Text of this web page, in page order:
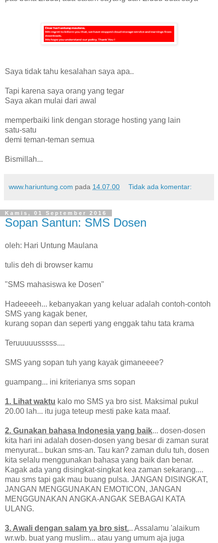
Saya tidak tahu kesalahan saya apa..
Tapi karena saya orang yang tegar
Saya akan mulai dari awal
memperbaiki link dengan storage hosting yang lain
satu-satu
demi teman-teman semua
Bismillah...
www.hariuntung.com pada 14.07.00 Tidak ada komentar:
Kamis, 01 September 2016
Sopan Santun: SMS Dosen
oleh: Hari Untung Maulana
tulis deh di browser kamu
"SMS mahasiswa ke Dosen"
Hadeeeeh... kebanyakan yang keluar adalah contoh-contoh
SMS yang kagak bener,
kurang sopan dan seperti yang enggak tahu tata krama
Teruuuuusssss....
SMS yang sopan tuh yang kayak gimaneeee?
guampang... ini kriterianya sms sopan
1. Lihat waktu kalo mo SMS ya bro sist. Maksimal pukul
20.00 lah... itu juga teteup mesti pake kata maaf.
2. Gunakan bahasa Indonesia yang baik... dosen-dosen
kita hari ini adalah dosen-dosen yang besar di zaman surat
menyurat... bukan sms-an. Tau kan? zaman dulu tuh, dosen
kita selalu menggunakan bahasa yang baik dan benar.
Kagak ada yang disingkat-singkat kea zaman sekarang....
mau sms tapi gak mau buang pulsa. JANGAN DISINGKAT,
JANGAN MENGGUNAKAN EMOTICON, JANGAN
MENGGUNAKAN ANGKA-ANGAK SEBAGAI KATA
ULANG.
3. Awali dengan salam ya bro sist... Assalamu 'alaikum
wr.wb. buat yang muslim... atau yang umum aja juga